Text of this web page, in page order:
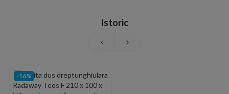
Istoric
-16%